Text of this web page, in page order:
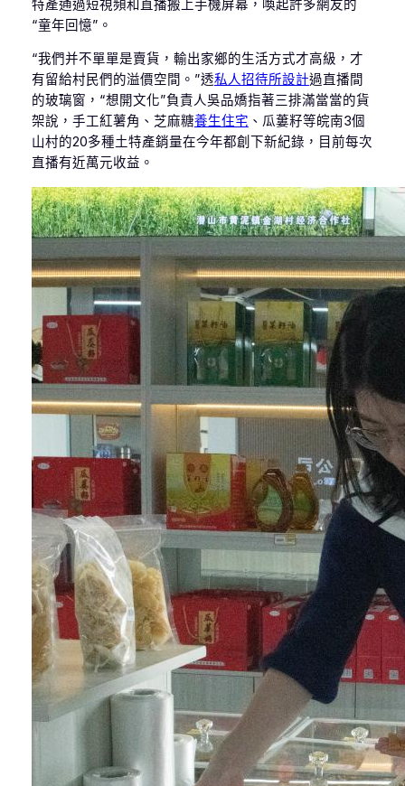
特產通過短視頻和直播搬上手機屏幕，喚起許多網友的
“童年回憶”。
“我們并不單單是賣貨，輸出家鄉的生活方式才高級，才
有留給村民們的溢價空間。”透私人招待所設計過直播間
的玻璃窗，“想開文化”負責人吳品嬌指著三排滿當當的貨
架說，手工紅薯角、芝麻糖養生住宅 、瓜蔞籽等皖南3個
山村的20多種土特產銷量在今年都創下新紀錄，目前每次
直播有近萬元收益。